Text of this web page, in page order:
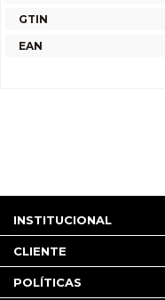
GTIN
EAN
INSTITUCIONAL
CLIENTE
POLÍTICAS